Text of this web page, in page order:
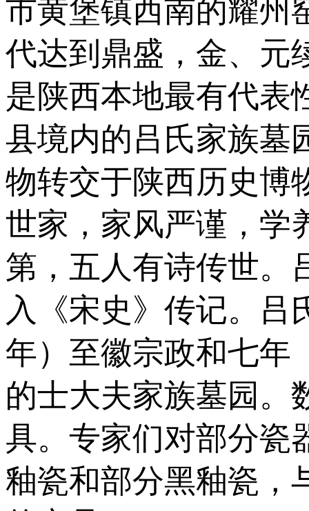
市黄堡镇西南的耀州
代达到鼎盛，金、
是陕西本地最有代表
县境内的吕氏家族墓
物转交于陕西历史博
世家，家风严谨，学
第，五人有诗传世。
入《宋史》传记。吕
年）至徽宗政和七年
的士大夫家族墓园。
具。专家们对部分瓷
釉瓷和部分黑釉瓷，